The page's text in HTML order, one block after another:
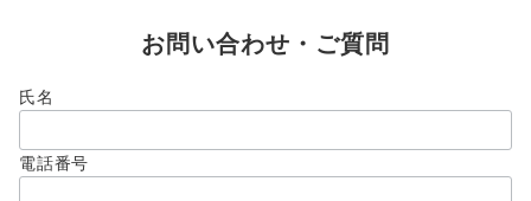
お問い合わせ・ご質問
氏名
電話番号